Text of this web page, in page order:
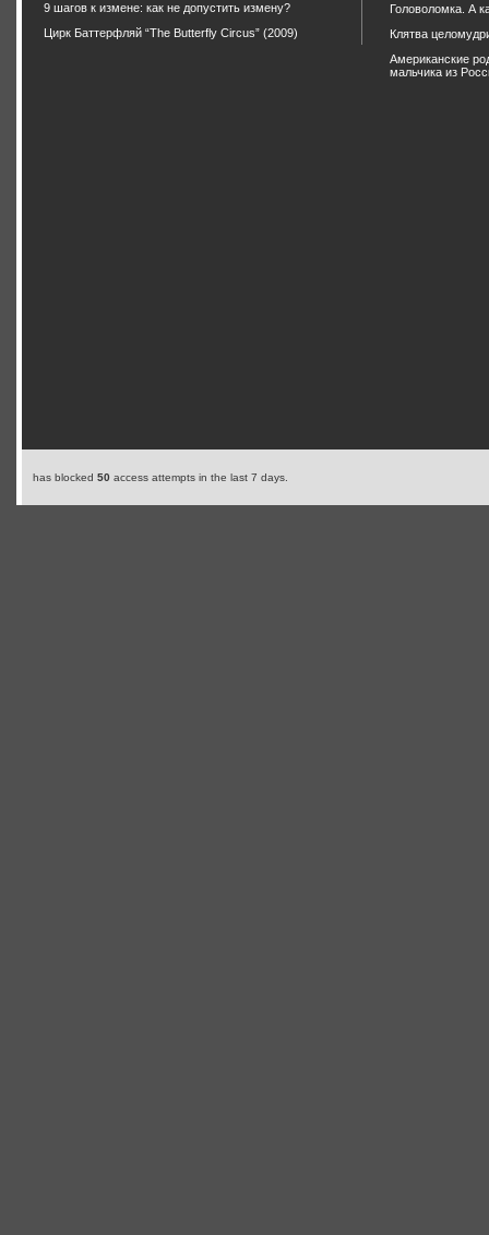
9 шагов к измене: как не допустить измену?
Цирк Баттерфляй “The Butterfly Circus” (2009)
Головоломка. А
Клятва
Американские
мальчика из
has blocked 50 access attempts in the last 7 days.